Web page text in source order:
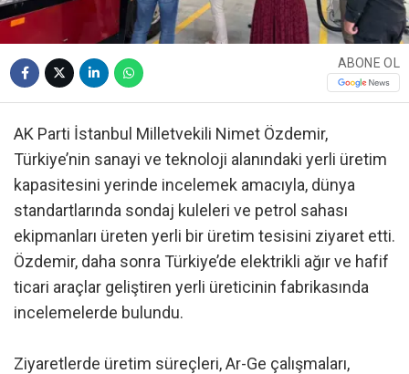
ABONE OL
AK Parti İstanbul Milletvekili Nimet Özdemir,
Türkiye’nin sanayi ve teknoloji alanındaki yerli üretim
kapasitesini yerinde incelemek amacıyla, dünya
standartlarında sondaj kuleleri ve petrol sahası
ekipmanları üreten yerli bir üretim tesisini ziyaret etti.
Özdemir, daha sonra Türkiye’de elektrikli ağır ve hafif
ticari araçlar geliştiren yerli üreticinin fabrikasında
incelemelerde bulundu.
Ziyaretlerde üretim süreçleri, Ar-Ge çalışmaları,